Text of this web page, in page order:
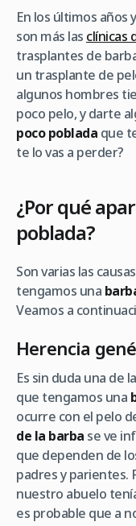
En los últimos años
son más las clínicas
trasplantes de
un trasplante de
algunos hombres
poco pelo, y darte
poco poblada que
te lo vas a perder?
¿Por qué
poblada?
Son varias las
tengamos una
Veamos a
Herencia
Es sin duda una de
que tengamos una
ocurre con el pelo
de la barba se ve
que dependen de
padres y parientes.
nuestro abuelo
es probable que a